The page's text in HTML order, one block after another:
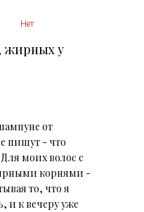
Нет
жирных у
от
пишут - что
моих волос с
корнями -
то, что я
и к вечеру уже